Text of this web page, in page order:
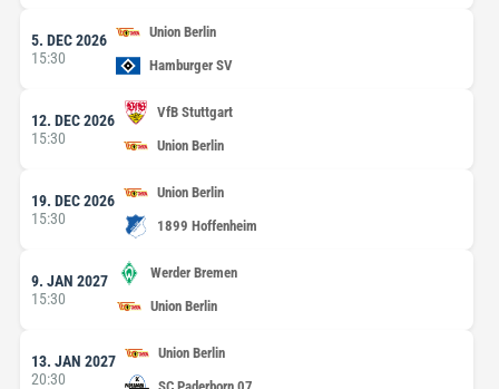
5. DEC 2026
15:30
Union Berlin
Hamburger SV
12. DEC 2026
15:30
VfB Stuttgart
Union Berlin
19. DEC 2026
15:30
Union Berlin
1899 Hoffenheim
9. JAN 2027
15:30
Werder Bremen
Union Berlin
13. JAN 2027
20:30
Union Berlin